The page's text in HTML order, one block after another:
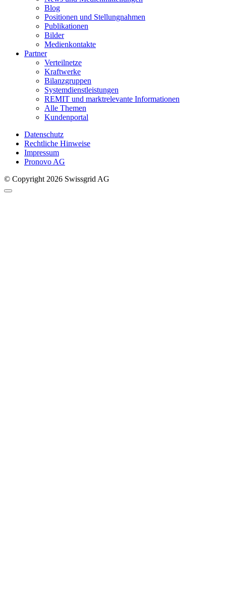
Blog
Positionen und Stellungnahmen
Publikationen
Bilder
Medienkontakte
Partner
Verteilnetze
Kraftwerke
Bilanzgruppen
Systemdienstleistungen
REMIT und marktrelevante Informationen
Alle Themen
Kundenportal
Datenschutz
Rechtliche Hinweise
Impressum
Pronovo AG
© Copyright 2026 Swissgrid AG